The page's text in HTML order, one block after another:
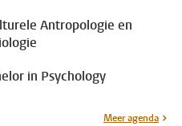
Antropologie en
in Psychology
Meer agenda